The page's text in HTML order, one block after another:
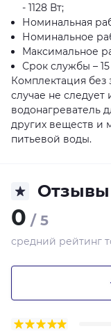
- 1128 Вт;
Номинальная
Номинальное
Максимальное
Срок службы – 15
Комплектация
случае не следует
водонагреватель
других веществ и
питьевой воды.
Отзывы
0 / 5
средний рейтинг